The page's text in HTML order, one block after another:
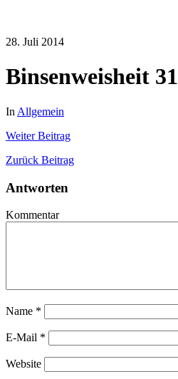
28. Juli 2014
Binsenweisheit 31
In Allgemein
WeiterBeitrag
Zurück Beitrag
Antworten
Kommentar
Name *
E-Mail *
Website